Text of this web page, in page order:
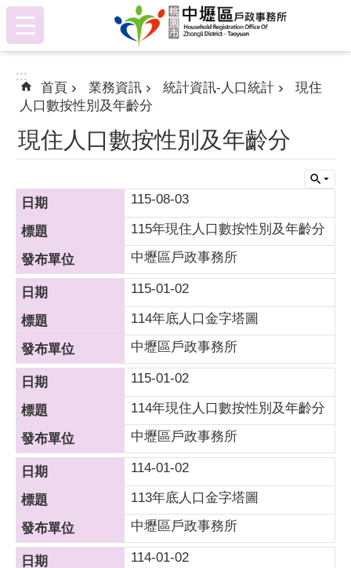
跳到主要內容區塊
:::
:::
首頁 業務資訊 統計資訊-人口統計
現住
人口數按性別及年齡分
現住人口數按性別及年齡分
115-08-03
115年現住人口數按性別及年齡分
中壢區戶政事務所
115-01-02
114年底人口金字塔圖
中壢區戶政事務所
115-01-02
114年現住人口數按性別及年齡分
中壢區戶政事務所
114-01-02
113年底人口金字塔圖
中壢區戶政事務所
114-01-02